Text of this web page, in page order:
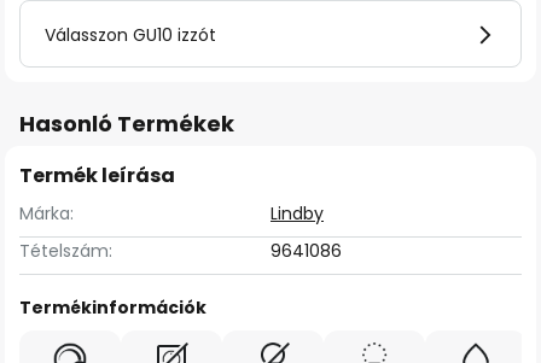
Válasszon GU10 izzót
Hasonló Termékek
Termék leírása
Márka:
Lindby
Tételszám:
9641086
Termékinformációk